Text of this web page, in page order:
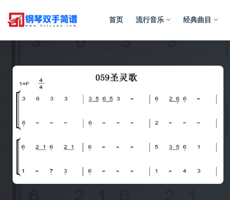
首页 流行音乐 经典曲目